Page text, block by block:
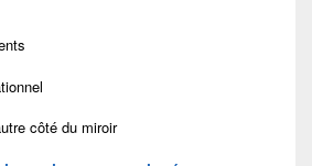
côté du miroir